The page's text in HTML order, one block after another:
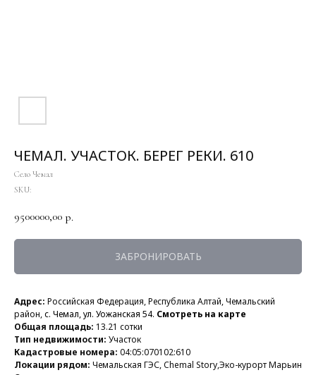
ЧЕМАЛ. УЧАСТОК. БЕРЕГ РЕКИ. 610
Село Чемал
SKU:
9500000,00 р.
ЗАБРОНИРОВАТЬ
Адрес: Российская Федерация, Республика Алтай, Чемальский
район,с. Чемал, ул. Уожанская 54. Смотреть на карте
Общая площадь: 13.21 сотки
Тип недвижимости: Участок
Кадастровые номера: 04:05:070102:610
Локации рядом: Чемальская ГЭС, Chemal Story,Экo-курopт Maрьин